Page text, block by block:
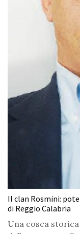
Il clan Rosmini:
di Reggio Calabria
Una cosca